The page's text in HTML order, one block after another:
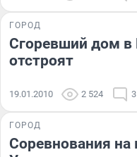
ГОРОД
Сгоревший дом в
отстроят
19.01.2010 2 524 3
ГОРОД
Соревнования на